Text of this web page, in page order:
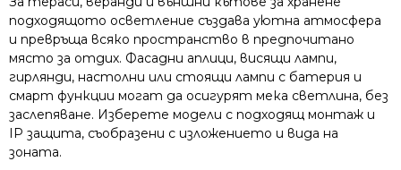
подходящото осветление създава уютна атмосфера
и превръща всяко пространство в предпочитано
място за отдих. Фасадни аплици, висящи лампи,
гирлянди, настолни или стоящи лампи с батерия и
смарт функции могат да осигурят мека светлина, без
заслепяване. Изберете модели с подходящ монтаж и
IP защита, съобразени с изложението и вида на
зоната.